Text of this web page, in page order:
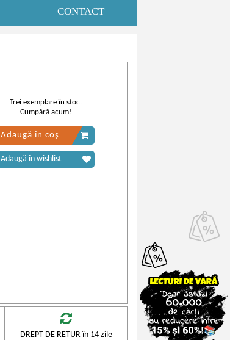
CONTACT
Trei exemplare în stoc.
Cumpără acum!
Adaugă în coș
Adaugă în wishlist
DREPT DE RETUR în 14 zile